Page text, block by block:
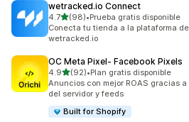
wetracked.io Connect
4.7de 5 estrellas
(98)
98 reseñas en total
•Prueba gratis disponible
Conecta tu tienda a la plataforma
wetracked.io
OC Meta Pixel‑ Facebook Pixels
4.9de 5 estrellas
(92)
92 reseñas en total
•Plan gratis disponible
Anuncios con mejor ROAS gracias
del servidor y feeds
Built for Shopify